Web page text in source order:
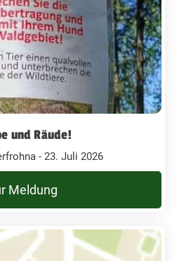
und Räude!
- 23. Juli 2026
Meldung